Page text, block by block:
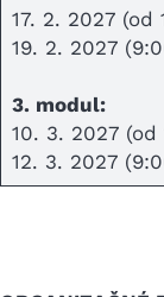
17. 2. 2027 (od
19. 2. 2027
3. modul:
10. 3. 2027
12. 3. 2027